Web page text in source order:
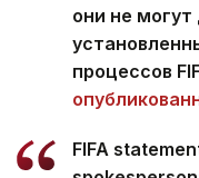
они не
процессов
FIFA
spokesperson: